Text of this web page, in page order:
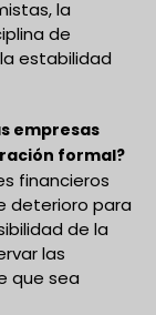
la
de
estabilidad
empresas
formal?
financieros
deterioro para
de la
las
que sea